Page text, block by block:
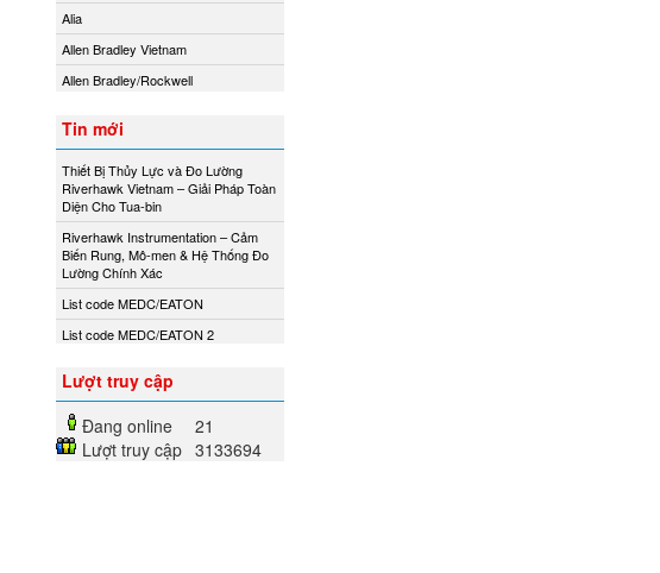
Alia
Allen Bradley Vietnam
Allen Bradley/Rockwell
Ametek
Amot
Amphenol Vietnam
Andony/Nikkiso
Anritsu
Apex Dynamics
Apiste
APLISENS S.A.
Aquametro
ARISTA
Tin mới
Thiết Bị Thủy Lực và Đo Lường
Riverhawk Vietnam – Giải Pháp Toàn
Diện Cho Tua-bin
Riverhawk Instrumentation – Cảm
Biến Rung, Mô-men & Hệ Thống Đo
Lường Chính Xác
List code MEDC/EATON
List code MEDC/EATON 2
Lượt truy cập
Đang online
21
Lượt truy cập 3133694